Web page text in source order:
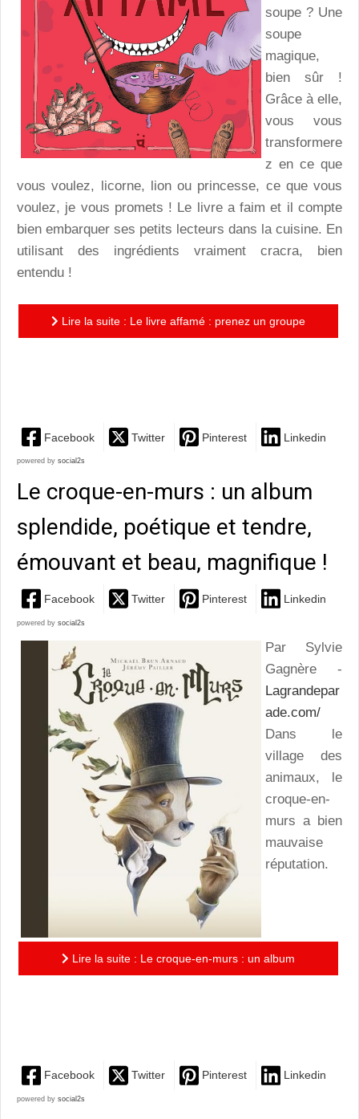
soupe ? Une
soupe
magique,
bien sûr !
Grâce à elle,
vous vous
transformere
z en ce que
vous voulez, licorne, lion ou princesse, ce que vous
voulez, je vous promets ! Le livre a faim et il compte
bien embarquer ses petits lecteurs dans la cuisine. En
utilisant des ingrédients vraiment cracra, bien
entendu !
Lire la suite : Le livre affamé : prenez un groupe
Facebook Twitter Pinterest Linkedin
powered by social2s
Le croque-en-murs : un album
splendide, poétique et tendre,
émouvant et beau, magnifique !
Facebook Twitter Pinterest Linkedin
powered by social2s
Par Sylvie
Gagnère -
Lagrandepar
ade.com/
Dans le
village des
animaux, le
croque-en-
murs a bien
mauvaise
réputation.
Lire la suite : Le croque-en-murs : un album
Facebook Twitter Pinterest Linkedin
powered by social2s